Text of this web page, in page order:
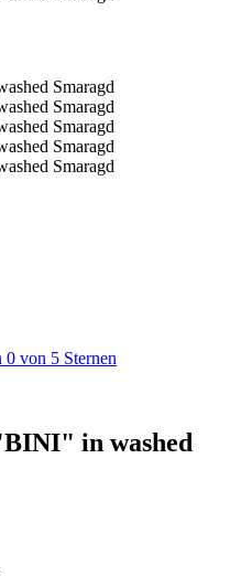
von 5 Sternen
in washed